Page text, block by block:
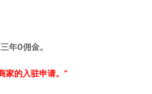
年0佣金。
家的入驻申请。”